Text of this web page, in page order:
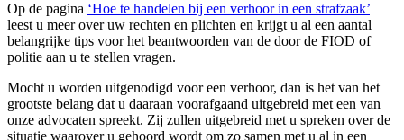
Op de pagina ‘Hoe te handelen bij een verhoor in een strafzaak’
leest u meer over uw rechten en plichten en krijgt u al een aantal
belangrijke tips voor het beantwoorden van de door de FIOD of
politie aan u te stellen vragen.
Mocht u worden uitgenodigd voor een verhoor, dan is het van het
grootste belang dat u daaraan voorafgaand uitgebreid met een van
onze advocaten spreekt. Zij zullen uitgebreid met u spreken over de
situatie waarover u gehoord wordt om zo samen met u al in een